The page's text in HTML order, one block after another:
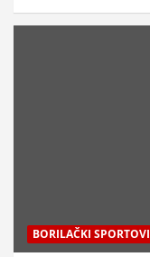
BORILAČKI SPORTOVI